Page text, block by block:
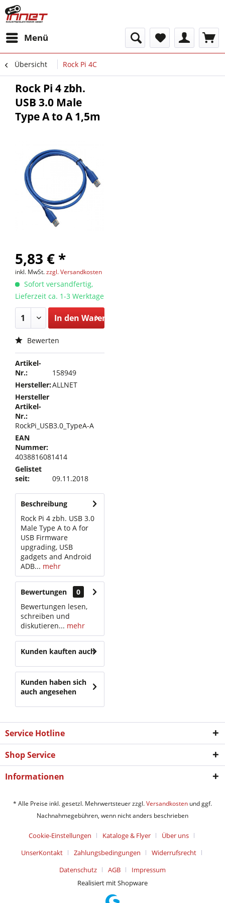
Menü
Übersicht Rock Pi 4C
Rock Pi 4 zbh.
USB 3.0 Male
Type A to A 1,5m
5,83 € *
inkl. MwSt.zzgl. Versandkosten
Sofort versandfertig,
Lieferzeit ca. 1-3 Werktage
In den Warenkorb
Bewerten
Artikel-
Nr.:
158949
Hersteller:ALLNET
Hersteller
Artikel-
Nr.:
RockPi_USB3.0_TypeA-A
EAN
Nummer:
4038816081414
Gelistet
seit:
09.11.2018
Beschreibung
Rock Pi 4 zbh. USB 3.0
Male Type A to A for
USB Firmware
upgrading, USB
gadgets and Android
ADB... mehr
Bewertungen
0
Bewertungen lesen,
schreiben und
diskutieren... mehr
Kunden kauften auch
Kunden haben sich
auch angesehen
Service Hotline
Shop Service
Informationen
* Alle Preise inkl. gesetzl. Mehrwertsteuer zzgl.Versandkosten und ggf.
Nachnahmegebühren, wenn nicht anders beschrieben
Cookie-Einstellungen Kataloge & Flyer
Über uns
UnserKontakt
Zahlungsbedingungen
Widerrufsrecht
Datenschutz
AGB
Impressum
Realisiert mit Shopware